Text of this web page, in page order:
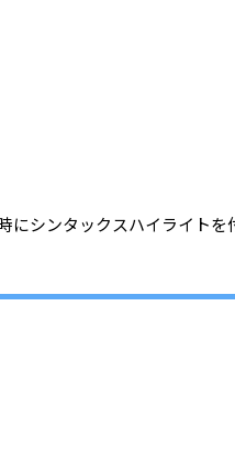
シンタックスハイライト